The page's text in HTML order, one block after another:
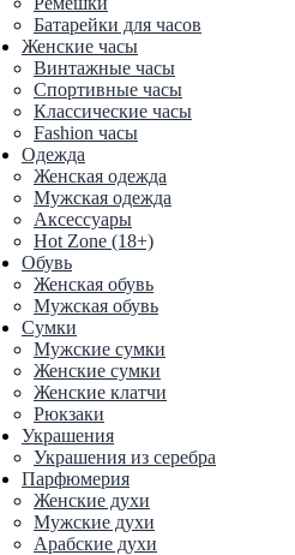
Батарейки для часов
Женские часы
Винтажные часы
Спортивные часы
Классические часы
Fashion часы
Одежда
Женская одежда
Мужская одежда
Аксессуары
Hot Zone (18+)
Обувь
Женская обувь
Мужская обувь
Сумки
Мужские сумки
Женские сумки
Женские клатчи
Рюкзаки
Украшения
Украшения из серебра
Парфюмерия
Женские духи
Мужские духи
Арабские духи